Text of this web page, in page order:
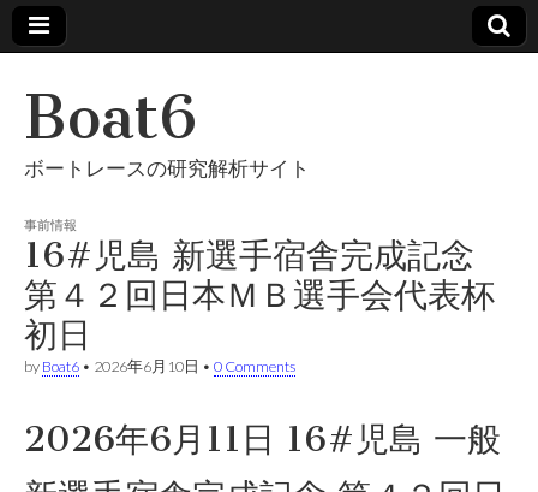
Boat6
ボートレースの研究解析サイト
事前情報
16#児島 新選手宿舎完成記念
第４２回日本ＭＢ選手会代表杯
初日
by Boat6 • 2026年6月10日 • 0 Comments
2026年6月11日 16#児島 一般